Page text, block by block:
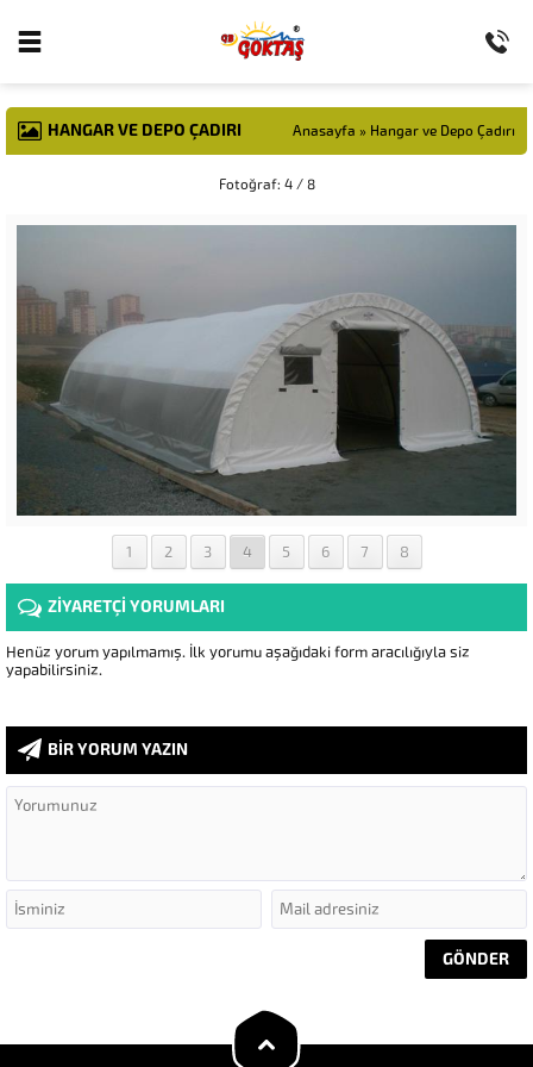
HANGAR VE DEPO ÇADIRI Anasayfa » Hangar ve Depo Çadırı
Fotoğraf: 4 / 8
1 2 3 4 5 6 7 8
ZİYARETÇİ YORUMLARI
Henüz yorum yapılmamış. İlk yorumu aşağıdaki form aracılığıyla siz
yapabilirsiniz.
BİR YORUM YAZIN